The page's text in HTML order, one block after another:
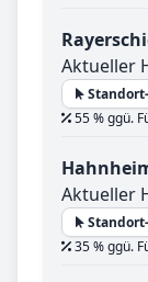
Aktueller
55 % ggü.
Aktueller
35 % ggü.